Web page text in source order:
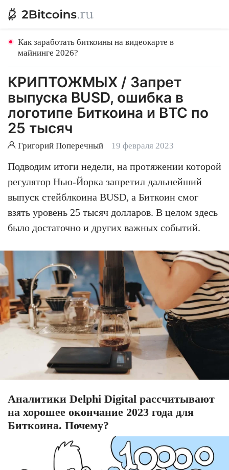
Как заработать биткоины на видеокарте в
майнинге 2026?
КРИПТОЖМЫХ / Запрет
выпуска BUSD, ошибка в
логотипе Биткоина и BTC по
25 тысяч
Григорий Поперечный 19 февраля 2023
Подводим итоги недели, на протяжении которой
регулятор Нью-Йорка запретил дальнейший
выпуск стейблкоина BUSD, а Биткоин смог
взять уровень 25 тысяч долларов. В целом здесь
было достаточно и других важных событий.
Аналитики Delphi Digital рассчитывают
на хорошее окончание 2023 года для
Биткоина. Почему?